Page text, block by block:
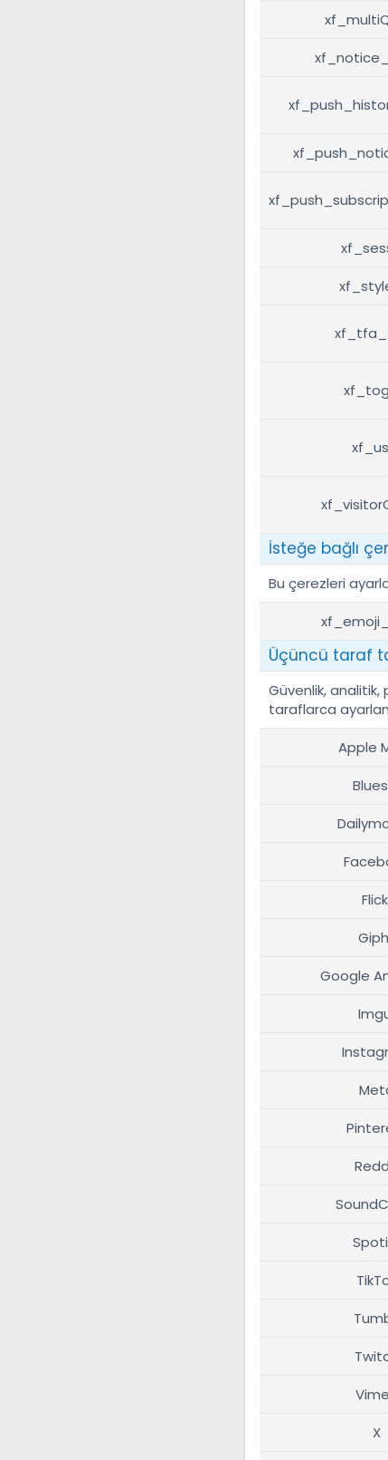
İsteğe bağlı
Bu çerezleri
Üçüncü taraf
Güvenlik,
taraflarca
Apple
Google
X